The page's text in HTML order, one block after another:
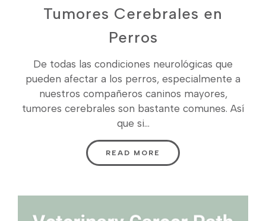
Tumores Cerebrales en
Perros
De todas las condiciones neurológicas que
pueden afectar a los perros, especialmente a
nuestros compañeros caninos mayores,
tumores cerebrales son bastante comunes. Así
que si...
READ MORE